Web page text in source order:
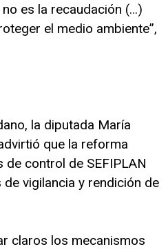
es la recaudación (…)
el medio ambiente”,
la diputada María
que la reforma
control de SEFIPLAN
vigilancia y rendición de
claros los mecanismos